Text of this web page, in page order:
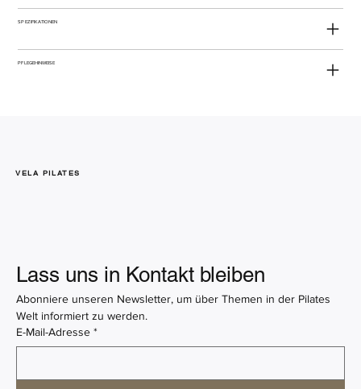
SPEZIFIKATIONEN
PFLEGEHINWEISE
VELA PILATES
Lass uns in Kontakt bleiben
Abonniere unseren Newsletter, um über Themen in der Pilates
Welt informiert zu werden.
E-Mail-Adresse *